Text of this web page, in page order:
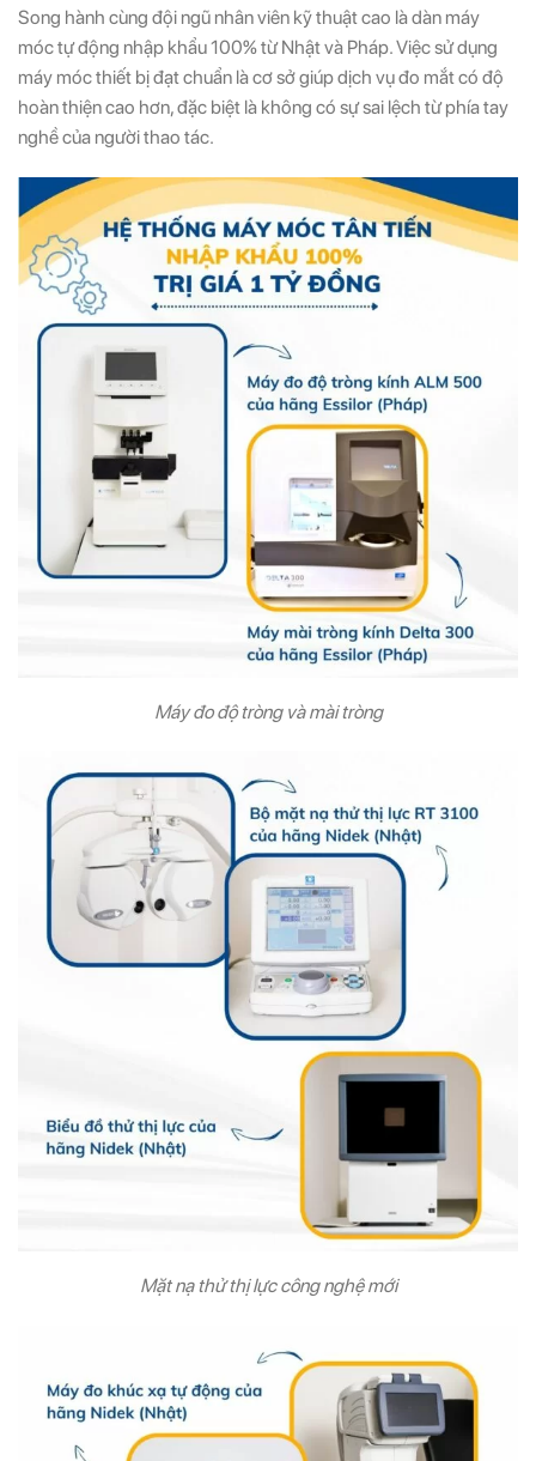
Song hành cùng đội ngũ nhân viên kỹ thuật cao là dàn máy
móc tự động nhập khẩu 100% từ Nhật và Pháp. Việc sử dụng
máy móc thiết bị đạt chuẩn là cơ sở giúp dịch vụ đo mắt có độ
hoàn thiện cao hơn, đặc biệt là không có sự sai lệch từ phía tay
nghề của người thao tác.
Máy đo độ tròng và mài tròng
Mặt nạ thử thị lực công nghệ mới